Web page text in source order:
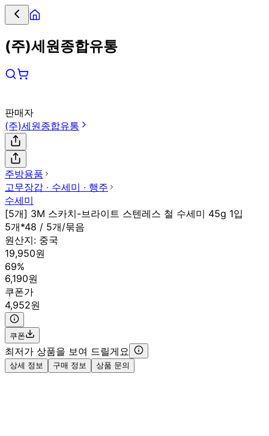
(주)세원종합유통
판매자
(주)세원종합유통
주방용품
고무장갑 ∙ 수세미 ∙ 행주
수세미
[5개] 3M 스카치-브라이트 스텐레스 철 수세미 45g 1입
5개*48 / 5개/묶음
원산지: 중국
19,950원
69%
6,190원
쿠폰가
4,952원
쿠폰
최저가 상품을 보여 드릴게요
상세 정보 구매 정보 상품 문의